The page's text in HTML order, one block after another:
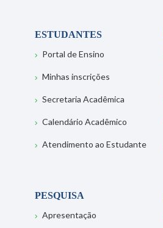
ESTUDANTES
Portal de Ensino
Minhas inscrições
Secretaria Acadêmica
Calendário Acadêmico
Atendimento ao Estudante
PESQUISA
Apresentação